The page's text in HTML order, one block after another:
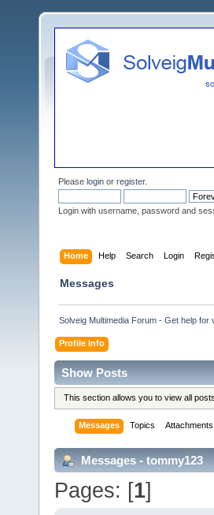
Please login or register.
Login with username, password and
Home Help Search Login
Messages
Solveig Multimedia Forum - Get help for
Profile Info
Show Posts
This section allows you to view all
Messages Topics Attachments
Messages - tommy123
Pages: [1]